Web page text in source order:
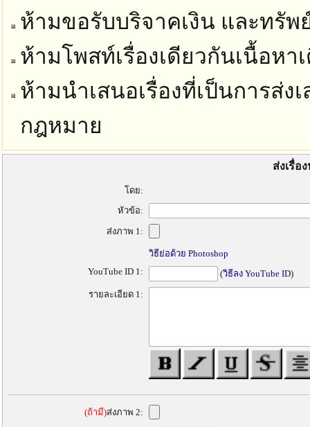
ห้ามขอรับบริจาคเงิน และทรั
ห้ามโพสท์เรื่องเดียวกันเนื้อหา
ห้ามนำเสนอเรื่องที่เป็นการส่ง
กฎหมาย
ส่งเรื่อ
โดย:
หัวข้อ:
ส่งภาพ 1:
วิธีย่อด้วย Photoshop
YouTube ID 1:
(วิธีลง YouTube ID)
รายละเอียด 1:
(ถ้ามี)ส่งภาพ 2: